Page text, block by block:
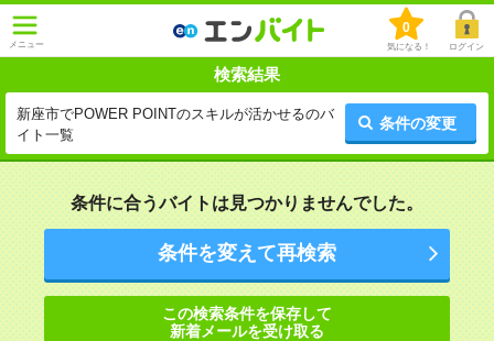
メニュー
0
気になる！ ログイン
検索結果
新座市でPOWER POINTのスキルが活かせるのバ
イト一覧
条件の変更
条件に合うバイトは見つかりませんでした。
条件を変えて再検索
この検索条件を保存して
新着メールを受け取る